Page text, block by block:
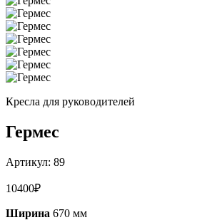
Кресла для руководителей
Гермес
Артикул: 89
10400₽
Ширина 670 мм